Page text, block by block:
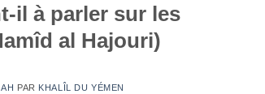
il à parler sur les
al Hajouri)
PAR KHALÎL DU YÉMEN